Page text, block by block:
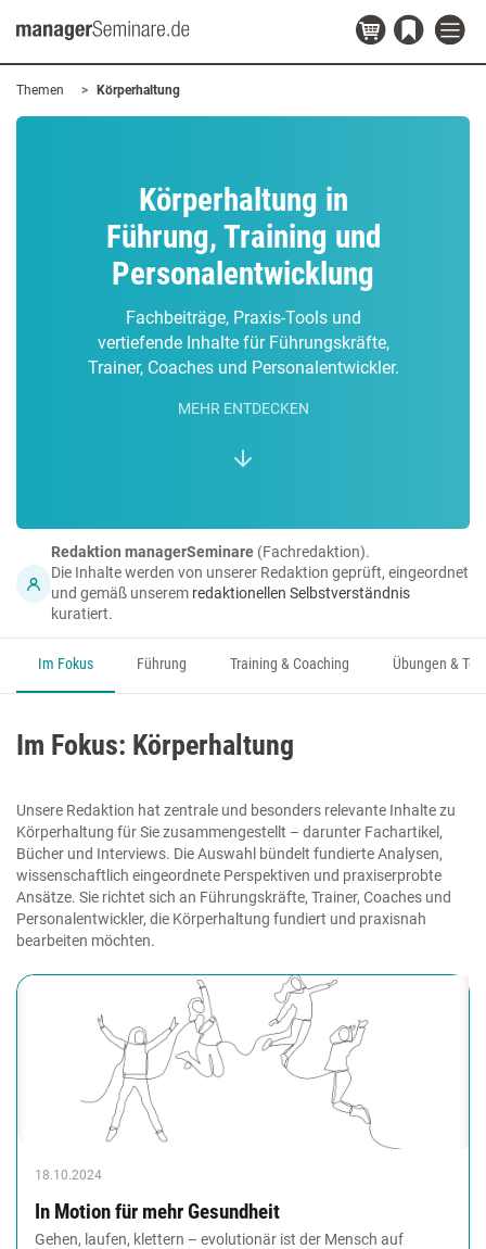
Themen Körperhaltung
Körperhaltung in
Führung, Training und
Personalentwicklung
Fachbeiträge, Praxis-Tools und
vertiefende Inhalte für Führungskräfte,
Trainer, Coaches und Personalentwickler.
MEHR ENTDECKEN
Redaktion managerSeminare (Fachredaktion).
Die Inhalte werden von unserer Redaktion geprüft, eingeordnet
und gemäß unserem redaktionellen Selbstverständnis
kuratiert.
Im Fokus Führung Training & Coaching Übungen &
Im Fokus: Körperhaltung
Unsere Redaktion hat zentrale und besonders relevante Inhalte zu
Körperhaltung für Sie zusammengestellt – darunter Fachartikel,
Bücher und Interviews. Die Auswahl bündelt fundierte Analysen,
wissenschaftlich eingeordnete Perspektiven und praxiserprobte
Ansätze. Sie richtet sich an Führungskräfte, Trainer, Coaches und
Personalentwickler, die Körperhaltung fundiert und praxisnah
bearbeiten möchten.
18.10.2024
In Motion für mehr Gesundheit
Gehen, laufen, klettern – evolutionär ist der Mensch auf